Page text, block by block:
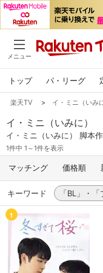
メニュー
トップ パ・リーグ
楽天TV > イ・ミニ（いみ
イ・ミニ（いみに）
イ・ミニ（いみに） 脚本
1件中 1～1件を表示
マッチング 価格順
キーワード 「BL」・
1